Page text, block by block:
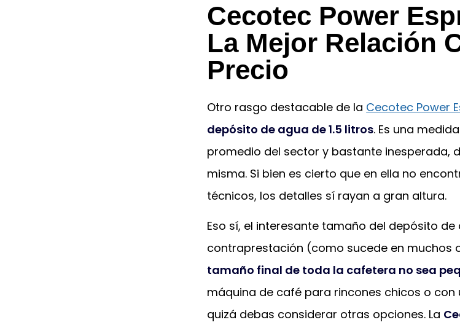
Cecotec Power
La Mejor Relación
Precio
Otro rasgo destacable de la Cecotec Power
depósito de agua de 1.5 litros. Es una
promedio del sector y bastante inesperada,
misma. Si bien es cierto que en ella no
técnicos, los detalles sí rayan a gran altura.
Eso sí, el interesante tamaño del depósito
contraprestación (como sucede en muchos
tamaño final de toda la cafetera no sea
máquina de café para rincones chicos o
quizá debas considerar otras opciones. La